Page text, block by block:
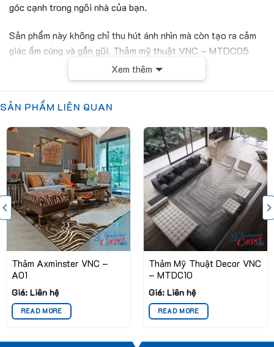
góc cạnh trong ngôi nhà của bạn.
Sản phẩm này không chỉ thu hút ánh nhìn mà còn tạo ra cảm
giác ấm cúng và gần gũi. Thảm mỹ thuật VNC – MTDC05
phù hợp với nhiều phong cách trang trí, từ hiện đại đến cổ
điển, giúp bạn dễ dàng kết hợp với nội thất hiện có. Hãy cùng
VNC – MTDC05 ngay sau đây.
Xem thêm
SẢN PHẨM LIÊN QUAN
Thảm Axminster VNC –
A01
Giá: Liên hệ
READ MORE
Thảm Mỹ Thuật Decor VNC
– MTDC10
Giá: Liên hệ
READ MORE